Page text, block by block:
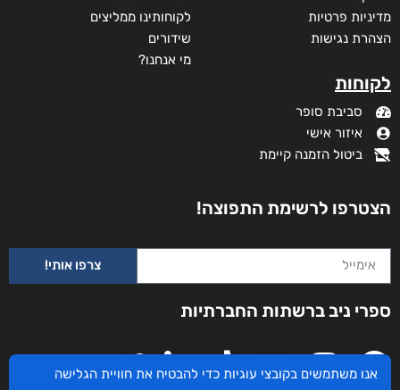
מדיניות פרטיות
הצהרת נגישות
לקוחות
סביבת סופר
איזור אישי
ביטול הזמנה קיימת
לקוחותינו ממליצים
שידורים
מי אנחנו?
הצטרפו לרשימת התפוצה!
צרפו אותי!
ספרי ניב ברשתות החברתיות
אנו משתמשים בקובצי עוגיות כדי להבטיח את חוויית הגלישה